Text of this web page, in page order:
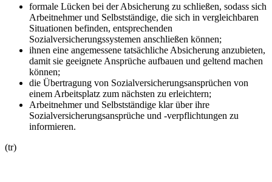
formale Lücken bei der Absicherung zu schließen, sodass sich
Arbeitnehmer und Selbstständige, die sich in vergleichbaren
Situationen befinden, entsprechenden
Sozialversicherungssystemen anschließen können;
ihnen eine angemessene tatsächliche Absicherung anzubieten,
damit sie geeignete Ansprüche aufbauen und geltend machen
können;
die Übertragung von Sozialversicherungsansprüchen von
einem Arbeitsplatz zum nächsten zu erleichtern;
Arbeitnehmer und Selbstständige klar über ihre
Sozialversicherungsansprüche und -verpflichtungen zu
informieren.
(tr)